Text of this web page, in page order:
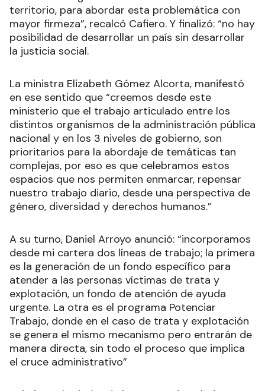
territorio, para abordar esta problemática con
mayor firmeza”, recalcó Cafiero. Y finalizó: “no hay
posibilidad de desarrollar un país sin desarrollar
la justicia social.
La ministra Elizabeth Gómez Alcorta, manifestó
en ese sentido que “creemos desde este
ministerio que el trabajo articulado entre los
distintos organismos de la administración pública
nacional y en los 3 niveles de gobierno, son
prioritarios para la abordaje de temáticas tan
complejas, por eso es que celebramos estos
espacios que nos permiten enmarcar, repensar
nuestro trabajo diario, desde una perspectiva de
género, diversidad y derechos humanos.”
A su turno, Daniel Arroyo anunció: “incorporamos
desde mi cartera dos líneas de trabajo; la primera
es la generación de un fondo específico para
atender a las personas víctimas de trata y
explotación, un fondo de atención de ayuda
urgente. La otra es el programa Potenciar
Trabajo, donde en el caso de trata y explotación
se genera el mismo mecanismo pero entrarán de
manera directa, sin todo el proceso que implica
el cruce administrativo”